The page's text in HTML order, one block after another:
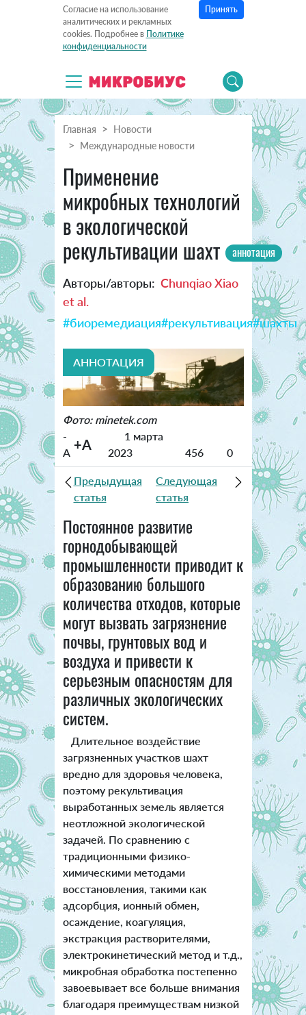
Согласие на использование
аналитических и рекламных
cookies. Подробнее в Политике
конфиденциальности
Принять
Главная
Новости
Международные новости
Применение
микробных технологий
в экологической
рекультивации шахт
аннотация
Авторы/авторы: Chunqiao Xiao
et al.
#биоремедиация#рекультивация#шахты
АННОТАЦИЯ
Фото: minetek.com
-
A +A
1 марта
2023
456 0
Предыдущая
статья
Следующая
статья
Постоянное развитие
горнодобывающей
промышленности приводит к
образованию большого
количества отходов, которые
могут вызвать загрязнение
почвы, грунтовых вод и
воздуха и привести к
серьезным опасностям для
различных экологических
систем.
Длительное воздействие
загрязненных участков шахт
вредно для здоровья человека,
поэтому рекультивация
выработанных земель является
неотложной экологической
задачей. По сравнению с
традиционными физико-
химическими методами
восстановления, такими как
адсорбция, ионный обмен,
осаждение, коагуляция,
экстракция растворителями,
электрокинетический метод и т.д.,
микробная обработка постепенно
завоевывает все больше внимания
благодаря преимуществам низкой